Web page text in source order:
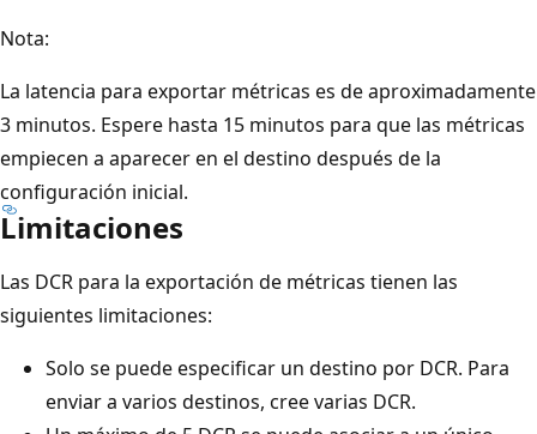
Nota:
La latencia para exportar métricas es de aproximadamente
3 minutos. Espere hasta 15 minutos para que las métricas
empiecen a aparecer en el destino después de la
configuración inicial.
Limitaciones
Las DCR para la exportación de métricas tienen las
siguientes limitaciones:
Solo se puede especificar un destino por DCR. Para
enviar a varios destinos, cree varias DCR.